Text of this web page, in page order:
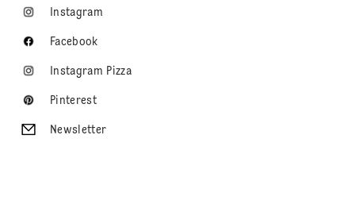
Instagram
Facebook
Instagram Pizza
Pinterest
Newsletter